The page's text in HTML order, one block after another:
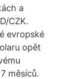
a
CZK.
evropské
opět
měsíců.